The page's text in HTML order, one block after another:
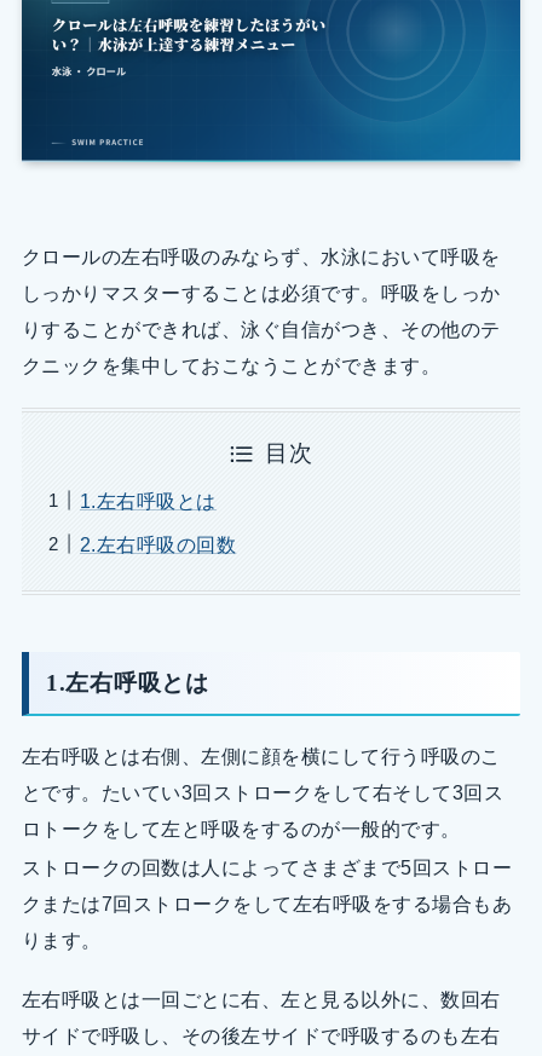
クロールの左右呼吸のみならず、水泳において呼吸を
しっかりマスターすることは必須です。呼吸をしっか
りすることができれば、泳ぐ自信がつき、その他のテ
クニックを集中しておこなうことができます。
目次
1.左右呼吸とは
2.左右呼吸の回数
1.左右呼吸とは
左右呼吸とは右側、左側に顔を横にして行う呼吸のこ
とです。たいてい3回ストロークをして右そして3回ス
ロトークをして左と呼吸をするのが一般的です。
ストロークの回数は人によってさまざまで5回ストロー
クまたは7回ストロークをして左右呼吸をする場合もあ
ります。
左右呼吸とは一回ごとに右、左と見る以外に、数回右
サイドで呼吸し、その後左サイドで呼吸するのも左右